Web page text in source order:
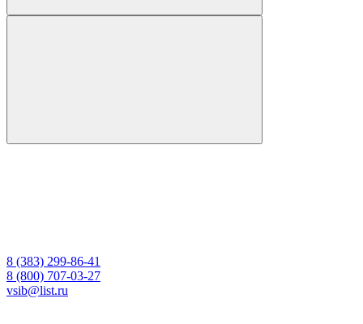
8 (383) 299-86-41
8 (800) 707-03-27
vsib@list.ru